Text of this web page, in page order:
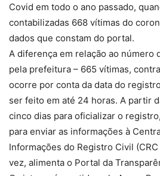
Covid em todo o ano passado,
contabilizadas 668 vítimas do
dados que constam do portal.
A diferença em relação ao número
pela prefeitura – 665 vítimas,
ocorre por conta da data do
ser feito em até 24 horas. A partir
cinco dias para oficializar o
para enviar as informações à
Informações do Registro Civil
vez, alimenta o Portal da